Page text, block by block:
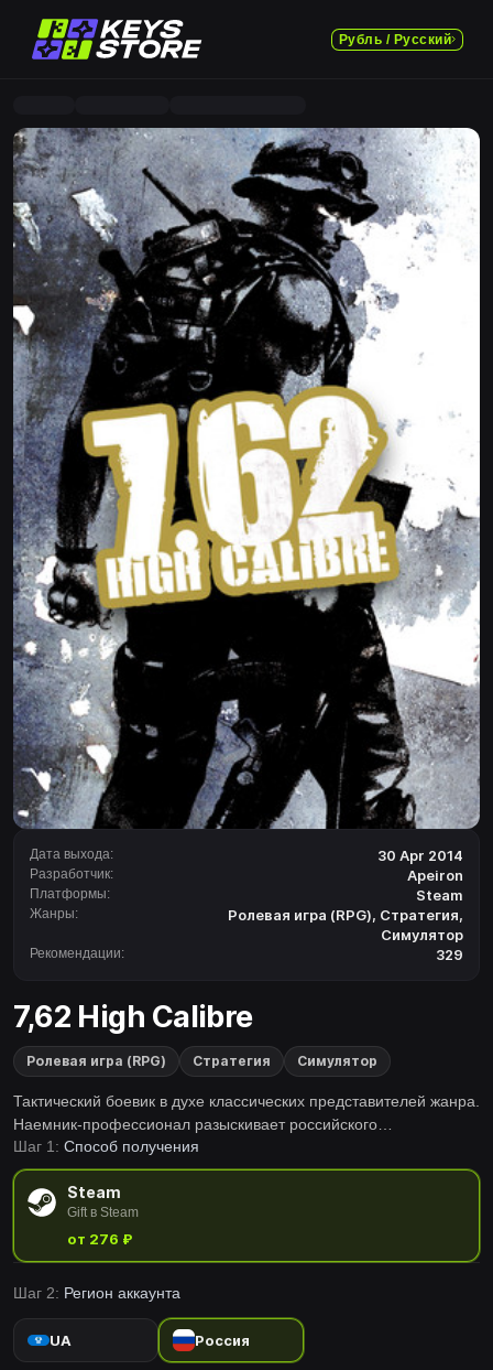
Рубль / Русский
Дата выхода: 30 Apr 2014
Разработчик: Apeiron
Платформы: Steam
Жанры: Ролевая игра (RPG), Стратегия,
Симулятор
Рекомендации: 329
7,62 High Calibre
Ролевая игра (RPG) Стратегия Симулятор
Тактический боевик в духе классических представителей жанра.
Наемник-профессионал разыскивает российского
«предпринимателя», похитившего крупную сумму денег у
своих «коллег», который скрывается от возмездия в неком
латиноамериканском государстве.
Шаг 1: Способ получения
Steam
Gift в Steam
от 276 ₽
Шаг 2: Регион аккаунта
UA Россия